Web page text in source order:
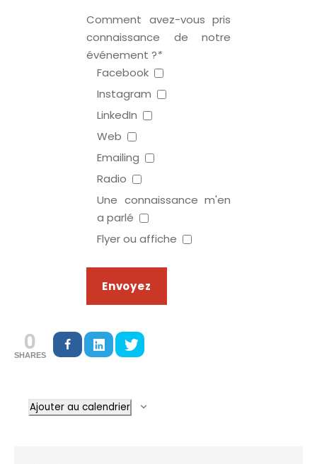
Comment avez-vous pris
connaissance de notre
événement ?*
Facebook
Instagram
LinkedIn
Web
Emailing
Radio
Une connaissance m'en
a parlé
Flyer ou affiche
0
SHARES
Ajouter au calendrier